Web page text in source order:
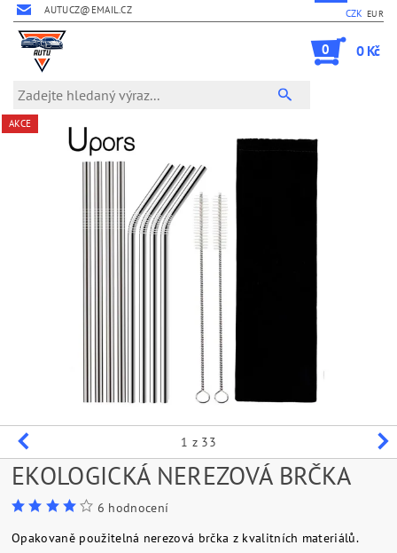
AUTUCZ@EMAIL.CZ CZK EUR
0 0 Kč
AKCE
1 z 33
EKOLOGICKÁ NEREZOVÁ BRČKA
6 hodnocení
Opakovaně použitelná nerezová brčka z kvalitních materiálů.